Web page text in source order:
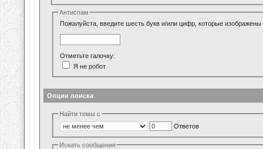
Антиспам
Пожалуйста, введите шесть букв и/или цифр, которые изображены
Отметьте галочку:
Я не робот
Опции поиска
Найти темы с
Ответов
Искать сообщения